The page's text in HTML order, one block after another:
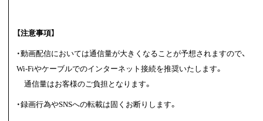
【注意事項】
・動画配信においては通信量が大きくなることが予想されますので、
Wi-Fiやケーブルでのインターネット接続を推奨いたします。
通信量はお客様のご負担となります。
・録画行為やSNSへの転載は固くお断りします。